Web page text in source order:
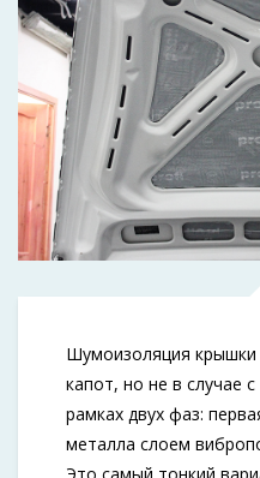
Шумоизоляция
капот, но не в случае
рамках двух фаз:
металла слоем